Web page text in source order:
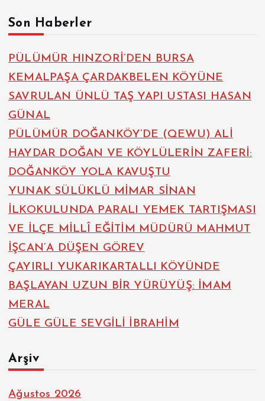
Son Haberler
PÜLÜMÜR HINZORİ’DEN BURSA
KEMALPAŞA ÇARDAKBELEN KÖYÜNE
SAVRULAN ÜNLÜ TAŞ YAPI USTASI HASAN
GÜNAL
PÜLÜMÜR DOĞANKÖY’DE (QEWU) ALİ
HAYDAR DOĞAN VE KÖYLÜLERİN ZAFERİ:
DOĞANKÖY YOLA KAVUŞTU
YUNAK SÜLÜKLÜ MİMAR SİNAN
İLKOKULUNDA PARALI YEMEK TARTIŞMASI
VE İLÇE MİLLÎ EĞİTİM MÜDÜRÜ MAHMUT
İŞCAN’A DÜŞEN GÖREV
ÇAYIRLI YUKARIKARTALLI KÖYÜNDE
BAŞLAYAN UZUN BİR YÜRÜYÜŞ: İMAM
MERAL
GÜLE GÜLE SEVGİLİ İBRAHİM
Arşiv
Ağustos 2026